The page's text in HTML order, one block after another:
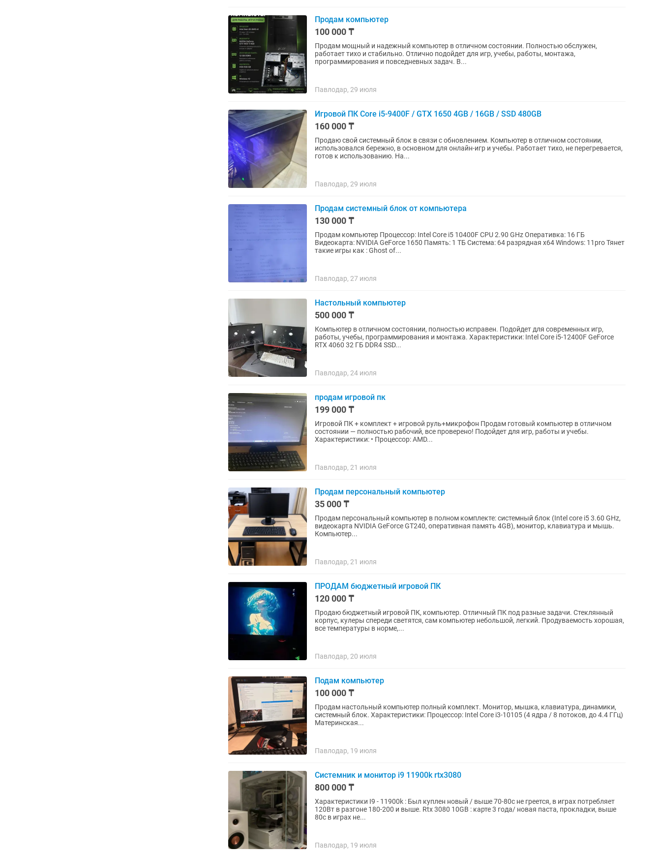
Продам компьютер
100 000 ₸
Продам мощный и надежный компьютер в отличном состоянии. Полностью обслужен,
работает тихо и стабильно. Отлично подойдет для игр, учебы, работы, монтажа,
программирования и повседневных задач. В...
Павлодар, 29 июля
Игровой ПК Core i5-9400F / GTX 1650 4GB / 16GB / SSD 480GB
160 000 ₸
Продаю свой системный блок в связи с обновлением. Компьютер в отличном состоянии,
использовался бережно, в основном для онлайн-игр и учебы. Работает тихо, не перегревается,
готов к использованию. На...
Павлодар, 29 июля
Продам системный блок от компьютера
130 000 ₸
Продам компьютер Процессор: Intel Core i5 10400F CPU 2.90 GHz Оперативка: 16 ГБ
Видеокарта: NVIDIA GeForce 1650 Память: 1 ТБ Система: 64 разрядная х64 Windows: 11pro Тянет
такие игры как : Ghost of...
Павлодар, 27 июля
Настольный компьютер
500 000 ₸
Компьютер в отличном состоянии, полностью исправен. Подойдет для современных игр,
работы, учебы, программирования и монтажа. Характеристики: Intel Core i5-12400F GeForce
RTX 4060 32 ГБ DDR4 SSD...
Павлодар, 24 июля
продам игровой пк
199 000 ₸
Игровой ПК + комплект + игровой руль+микрофон Продам готовый компьютер в отличном
состоянии — полностью рабочий, все проверено! Подойдет для игр, работы и учебы.
Характеристики: • Процессор: AMD...
Павлодар, 21 июля
Продам персональный компьютер
35 000 ₸
Продам персональный компьютер в полном комплекте: системный блок (Intel core i5 3.60 GHz,
видеокарта NVIDIA GeForce GT240, оперативная память 4GB), монитор, клавиатура и мышь.
Компьютер...
Павлодар, 21 июля
ПРОДАМ бюджетный игровой ПК
120 000 ₸
Продаю бюджетный игровой ПК, компьютер. Отличный ПК под разные задачи. Стеклянный
корпус, кулеры спереди светятся, сам компьютер небольшой, легкий. Продуваемость хорошая,
все температуры в норме,...
Павлодар, 20 июля
Подам компьютер
100 000 ₸
Продам настольный компьютер полный комплект. Монитор, мышка, клавиатура, динамики,
системный блок. Характеристики: Процессор: Intel Core i3-10105 (4 ядра / 8 потоков, до 4.4 ГГц)
Материнская...
Павлодар, 19 июля
Системник и монитор i9 11900k rtx3080
800 000 ₸
Характеристики I9 - 11900k : Был куплен новый / выше 70-80с не греется, в играх потребляет
120Вт в разгоне 180-200 и выше. Rtx 3080 10GB : карте 3 года/ новая паста, прокладки, выше
80с в играх не...
Павлодар, 19 июля